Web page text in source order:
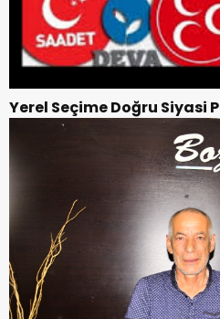
Yerel Seçime Doğru Siyasi